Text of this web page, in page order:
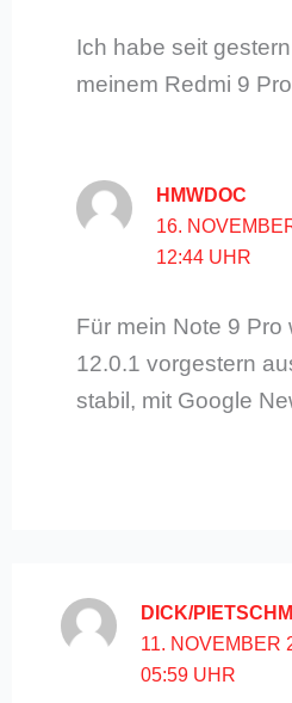
Ich habe seit
meinem Redmi 9 Pro
HMWDOC
16.
12:44 UHR
Für mein Note 9 Pro
12.0.1 vorgestern
stabil, mit Google
DICK/
11. NOVEMBER
05:59 UHR